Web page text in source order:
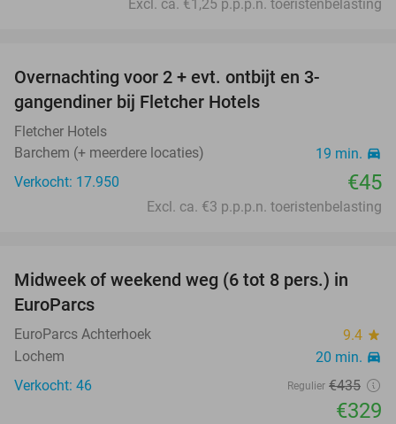
Excl. ca. €1,25 p.p.p.n. toeristenbelasting
Overnachting voor 2 + evt. ontbijt en 3-
gangendiner bij Fletcher Hotels
Fletcher Hotels
Barchem (+ meerdere locaties)
19 min. directions_car
Verkocht: 17.950 €45
Excl. ca. €3 p.p.p.n. toeristenbelasting
24%
Midweek of weekend weg (6 tot 8 pers.) in
EuroParcs
EuroParcs Achterhoek 9.4 star
Lochem 20 min. directions_car
Verkocht: 46 Regulier €435
€329